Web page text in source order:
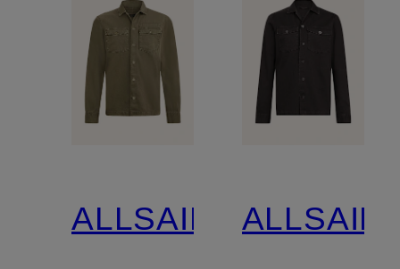
ALLSAINTS